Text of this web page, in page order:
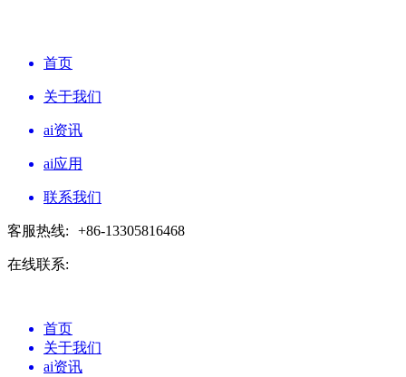
首页
关于我们
ai资讯
ai应用
联系我们
客服热线: +86-13305816468
在线联系:
首页
关于我们
ai资讯